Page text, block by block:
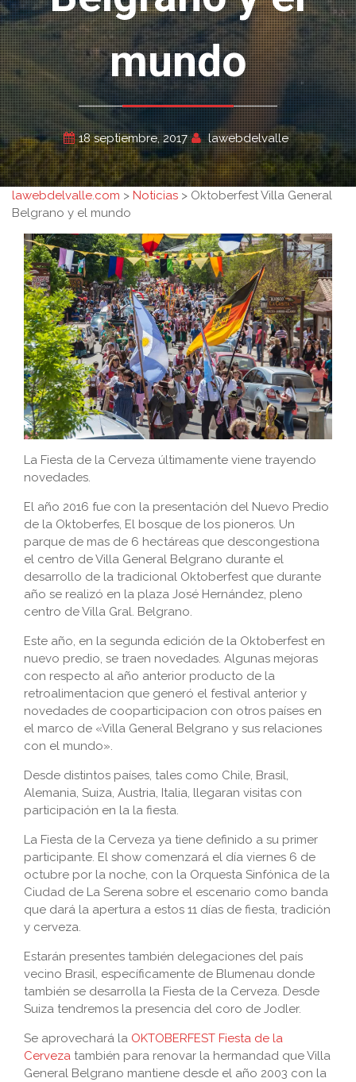
mundo
18 septiembre, 2017 lawebdelvalle
lawebdelvalle.com > Noticias > Oktoberfest Villa General
Belgrano y el mundo
La Fiesta de la Cerveza últimamente viene trayendo
novedades.
El año 2016 fue con la presentación del Nuevo Predio
de la Oktoberfes, El bosque de los pioneros. Un
parque de mas de 6 hectáreas que descongestiona
el centro de Villa General Belgrano durante el
desarrollo de la tradicional Oktoberfest que durante
año se realizó en la plaza José Hernández, pleno
centro de Villa Gral. Belgrano.
Este año, en la segunda edición de la Oktoberfest en
nuevo predio, se traen novedades. Algunas mejoras
con respecto al año anterior producto de la
retroalimentacion que generó el festival anterior y
novedades de cooparticipacion con otros países en
el marco de «Villa General Belgrano y sus relaciones
con el mundo».
Desde distintos países, tales como Chile, Brasil,
Alemania, Suiza, Austria, Italia, llegaran visitas con
participación en la la fiesta.
La Fiesta de la Cerveza ya tiene definido a su primer
participante. El show comenzará el día viernes 6 de
octubre por la noche, con la Orquesta Sinfónica de la
Ciudad de La Serena sobre el escenario como banda
que dará la apertura a estos 11 días de fiesta, tradición
y cerveza.
Estarán presentes también delegaciones del país
vecino Brasil, específicamente de Blumenau donde
también se desarrolla la Fiesta de la Cerveza. Desde
Suiza tendremos la presencia del coro de Jodler.
Se aprovechará la OKTOBERFEST Fiesta de la
Cerveza también para renovar la hermandad que Villa
General Belgrano mantiene desde el año 2003 con la